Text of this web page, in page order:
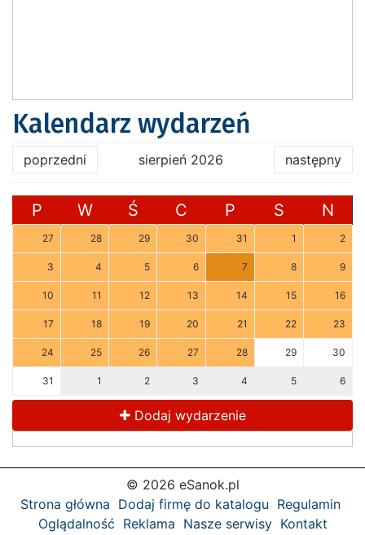
Kalendarz wydarzeń
poprzedni sierpień 2026 następny
P W Ś C P S N
27 28 29 30 31 1 2
3 4 5 6 7 8 9
10 11 12 13 14 15 16
17 18 19 20 21 22 23
24 25 26 27 28 29 30
31 1 2 3 4 5 6
Dodaj wydarzenie
© 2026 eSanok.pl
Strona główna Dodaj firmę do katalogu Regulamin
Oglądalność Reklama Nasze serwisy Kontakt